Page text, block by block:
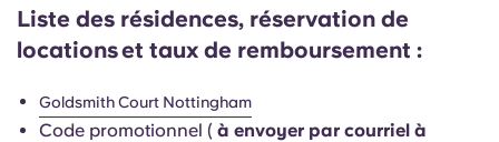
Italian
French
Liste des résidences, réservation de
locationset taux de remboursement :
Goldsmith Court Nottingham
Code promotionnel ( à envoyer par courriel à